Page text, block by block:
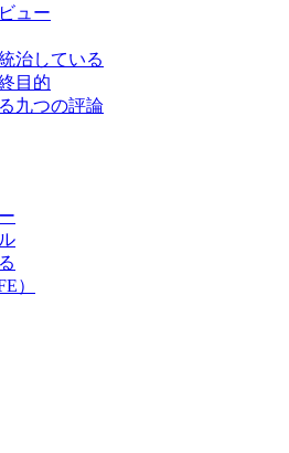
ュー
治している
目的
九つの評論
）